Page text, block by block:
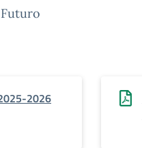
2026